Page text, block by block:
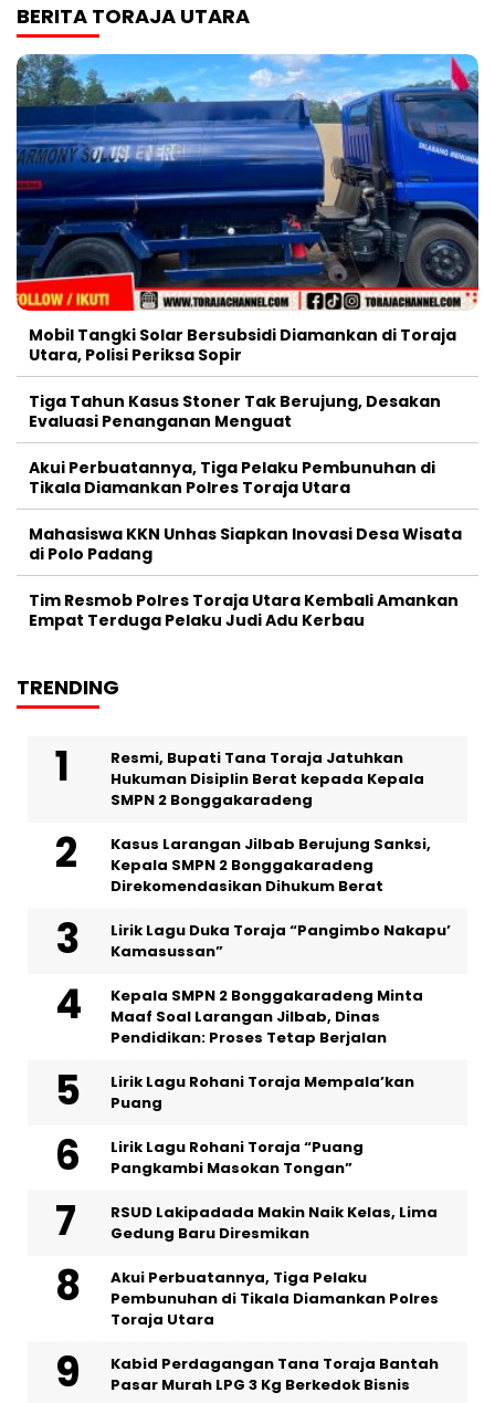
BERITA TORAJA UTARA
Mobil Tangki Solar Bersubsidi Diamankan di Toraja
Utara, Polisi Periksa Sopir
Tiga Tahun Kasus Stoner Tak Berujung, Desakan
Evaluasi Penanganan Menguat
Akui Perbuatannya, Tiga Pelaku Pembunuhan di
Tikala Diamankan Polres Toraja Utara
Mahasiswa KKN Unhas Siapkan Inovasi Desa Wisata
di Polo Padang
Tim Resmob Polres Toraja Utara Kembali Amankan
Empat Terduga Pelaku Judi Adu Kerbau
TRENDING
Resmi, Bupati Tana Toraja Jatuhkan
Hukuman Disiplin Berat kepada Kepala
SMPN 2 Bonggakaradeng
Kasus Larangan Jilbab Berujung Sanksi,
Kepala SMPN 2 Bonggakaradeng
Direkomendasikan Dihukum Berat
Lirik Lagu Duka Toraja “Pangimbo Nakapu’
Kamasussan”
Kepala SMPN 2 Bonggakaradeng Minta
Maaf Soal Larangan Jilbab, Dinas
Pendidikan: Proses Tetap Berjalan
Lirik Lagu Rohani Toraja Mempala’kan
Puang
Lirik Lagu Rohani Toraja “Puang
Pangkambi Masokan Tongan”
RSUD Lakipadada Makin Naik Kelas, Lima
Gedung Baru Diresmikan
Akui Perbuatannya, Tiga Pelaku
Pembunuhan di Tikala Diamankan Polres
Toraja Utara
Kabid Perdagangan Tana Toraja Bantah
Pasar Murah LPG 3 Kg Berkedok Bisnis